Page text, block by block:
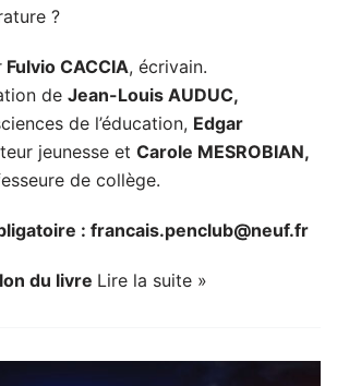
?
Fulvio CACCIA, écrivain.
de Jean-Louis AUDUC,
de l’éducation, Edgar
jeunesse et Carole MESROBIAN,
de collège.
: francais.penclub@neuf.fr
du livre Lire la suite »